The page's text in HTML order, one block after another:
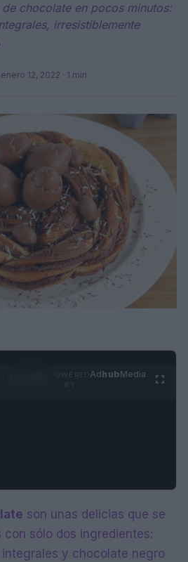
chocolate en pocos minutos:
irresistiblemente
enero 12, 2022 · 1 min
AdhubMedia
son unas delicias que se
con sólo dos ingredientes:
y chocolate negro